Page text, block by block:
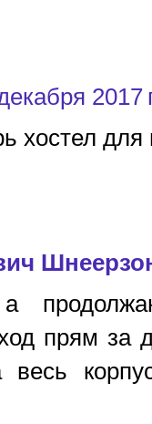
2017
хостел
прям за
весь